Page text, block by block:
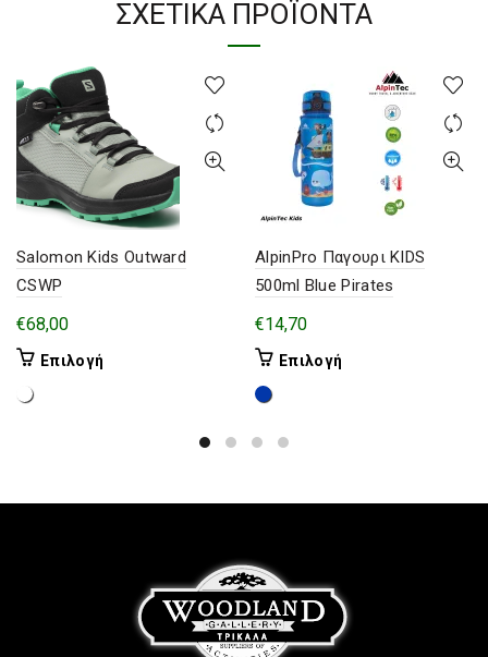
ΣΧΕΤΙΚΆ ΠΡΟΪΌΝΤΑ
Salomon Kids Outward
CSWP
€68,00
Επιλογή
Οι
επιλεγούν
σελίδα
AlpinPro Παγουρι KIDS
500ml Blue Pirates
€14,70
Επιλογή
Οι
επιλεγούν
στη